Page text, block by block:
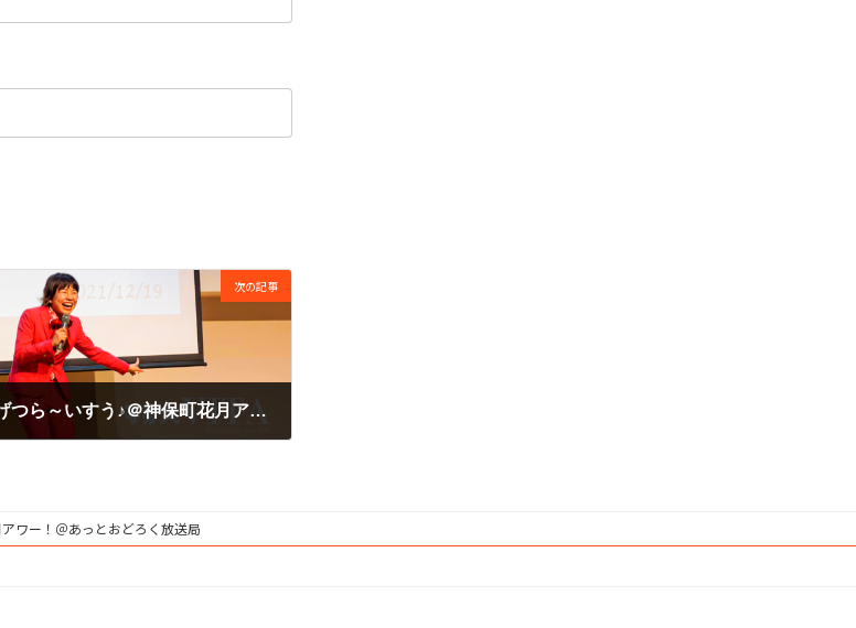
次の記事
ひげつら～いすう♪＠神保町花月アワー♪(^O^)！☆
ワー！＠あっとおどろく放送局